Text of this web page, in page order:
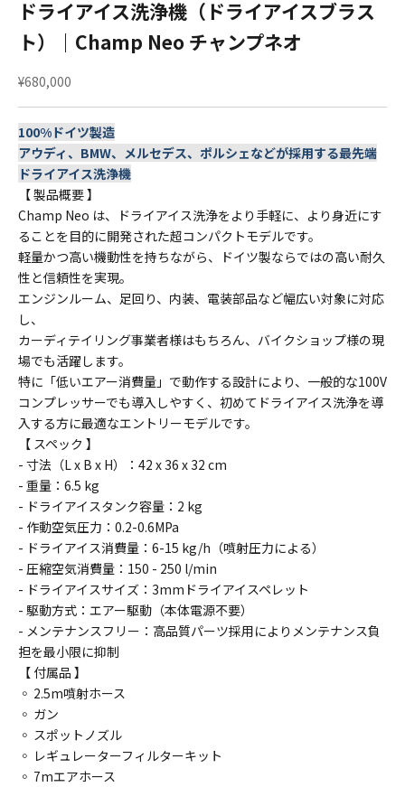
ドライアイス洗浄機（ドライアイスブラス
ト）｜Champ Neo チャンプネオ
セール価格
¥680,000
100%ドイツ製造
アウディ、BMW、メルセデス、ポルシェなどが採用する最先端
ドライアイス洗浄機
【 製品概要 】
Champ Neo は、ドライアイス洗浄をより手軽に、より身近にす
ることを目的に開発された超コンパクトモデルです。
軽量かつ高い機動性を持ちながら、ドイツ製ならではの高い耐久
性と信頼性を実現。
エンジンルーム、足回り、内装、電装部品など幅広い対象に対応
し、
カーディテイリング事業者様はもちろん、バイクショップ様の現
場でも活躍します。
特に「低いエアー消費量」で動作する設計により、一般的な100V
コンプレッサーでも導入しやすく、初めてドライアイス洗浄を導
入する方に最適なエントリーモデルです。
【 スペック 】
- 寸法（L x B x H）：42 x 36 x 32 cm
- 重量：6.5 kg
- ドライアイスタンク容量 ：2 kg
- 作動空気圧力 ： 0.2-0.6MPa
- ドライアイス消費量：6-15 kg/h （噴射圧力による）
- 圧縮空気消費量 ：150 - 250 l/min
- ドライアイスサイズ：3mmドライアイスペレット
- 駆動方式：エアー駆動（本体電源不要）
- メンテナンスフリー：高品質パーツ採用によりメンテナンス負
担を最小限に抑制
【 付属品 】
◦ 2.5m噴射ホース
◦ ガン
◦ スポットノズル
◦ レギュレーターフィルターキット
◦ 7mエアホース